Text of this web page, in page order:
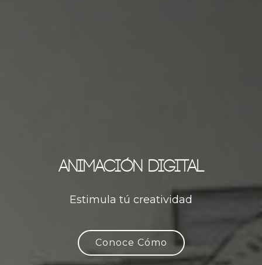
Animación Digital
Estimula tú creatividad
Conoce Cómo